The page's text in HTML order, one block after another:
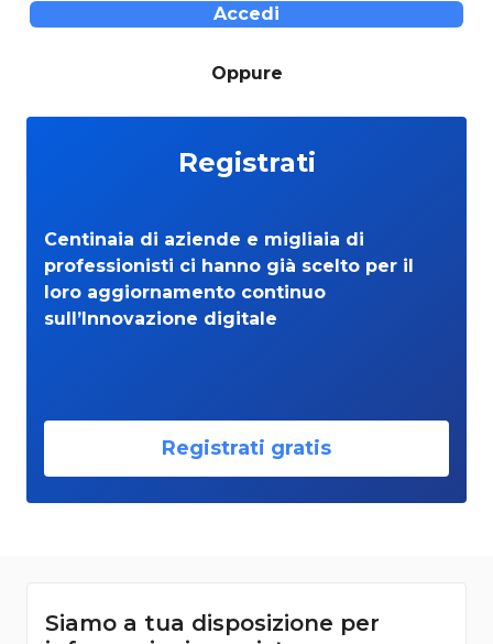
Accedi
Oppure
Registrati
Centinaia di aziende e migliaia di
professionisti ci hanno già scelto per il
loro aggiornamento continuo
sull’Innovazione digitale
Registrati gratis
Siamo a tua disposizione per